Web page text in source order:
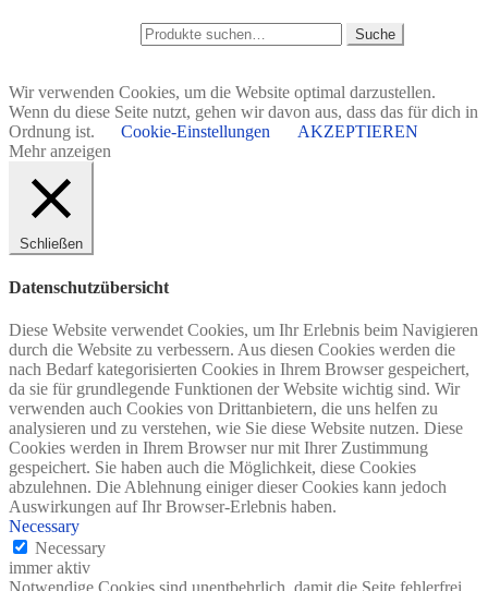
Suche
Wir verwenden Cookies, um die Website optimal darzustellen.
Wenn du diese Seite nutzt, gehen wir davon aus, dass das für dich in
Ordnung ist.
Cookie-Einstellungen
AKZEPTIEREN
Mehr anzeigen
Schließen
Datenschutzübersicht
Diese Website verwendet Cookies, um Ihr Erlebnis beim Navigieren
durch die Website zu verbessern. Aus diesen Cookies werden die
nach Bedarf kategorisierten Cookies in Ihrem Browser gespeichert,
da sie für grundlegende Funktionen der Website wichtig sind. Wir
verwenden auch Cookies von Drittanbietern, die uns helfen zu
analysieren und zu verstehen, wie Sie diese Website nutzen. Diese
Cookies werden in Ihrem Browser nur mit Ihrer Zustimmung
gespeichert. Sie haben auch die Möglichkeit, diese Cookies
abzulehnen. Die Ablehnung einiger dieser Cookies kann jedoch
Auswirkungen auf Ihr Browser-Erlebnis haben.
Necessary
Necessary
immer aktiv